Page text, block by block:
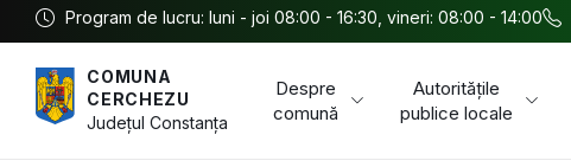
Program de lucru: luni - joi 08:00 - 16:30, vineri: 08:00 - 14:00
COMUNA
CERCHEZU
JudețulConstanța
Despre
comună
Autoritățile
publice locale